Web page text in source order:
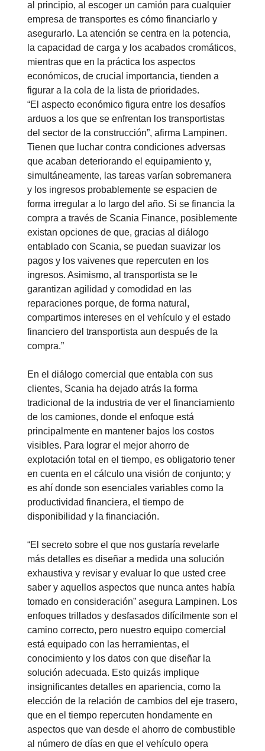
al principio, al escoger un camión para cualquier
empresa de transportes es cómo financiarlo y
asegurarlo. La atención se centra en la potencia,
la capacidad de carga y los acabados cromáticos,
mientras que en la práctica los aspectos
económicos, de crucial importancia, tienden a
figurar a la cola de la lista de prioridades.
“El aspecto económico figura entre los desafíos
arduos a los que se enfrentan los transportistas
del sector de la construcción”, afirma Lampinen.
Tienen que luchar contra condiciones adversas
que acaban deteriorando el equipamiento y,
simultáneamente, las tareas varían sobremanera
y los ingresos probablemente se espacien de
forma irregular a lo largo del año. Si se financia la
compra a través de Scania Finance, posiblemente
existan opciones de que, gracias al diálogo
entablado con Scania, se puedan suavizar los
pagos y los vaivenes que repercuten en los
ingresos. Asimismo, al transportista se le
garantizan agilidad y comodidad en las
reparaciones porque, de forma natural,
compartimos intereses en el vehículo y el estado
financiero del transportista aun después de la
compra.”
En el diálogo comercial que entabla con sus
clientes, Scania ha dejado atrás la forma
tradicional de la industria de ver el financiamiento
de los camiones, donde el enfoque está
principalmente en mantener bajos los costos
visibles. Para lograr el mejor ahorro de
explotación total en el tiempo, es obligatorio tener
en cuenta en el cálculo una visión de conjunto; y
es ahí donde son esenciales variables como la
productividad financiera, el tiempo de
disponibilidad y la financiación.
“El secreto sobre el que nos gustaría revelarle
más detalles es diseñar a medida una solución
exhaustiva y revisar y evaluar lo que usted cree
saber y aquellos aspectos que nunca antes había
tomado en consideración” asegura Lampinen. Los
enfoques trillados y desfasados difícilmente son el
camino correcto, pero nuestro equipo comercial
está equipado con las herramientas, el
conocimiento y los datos con que diseñar la
solución adecuada. Esto quizás implique
insignificantes detalles en apariencia, como la
elección de la relación de cambios del eje trasero,
que en el tiempo repercuten hondamente en
aspectos que van desde el ahorro de combustible
al número de días en que el vehículo opera